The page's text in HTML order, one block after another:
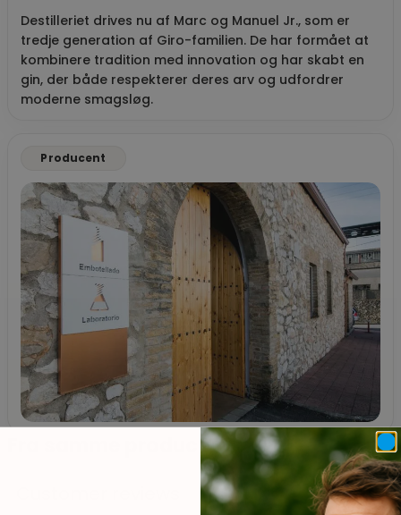
Destilleriet drives nu af Marc og Manuel Jr., som er
tredje generation af Giro-familien. De har formået at
kombinere tradition med innovation og har skabt en
gin, der både respekterer deres arv og udfordrer
moderne smagsløg.
Producent
Fra samme producent